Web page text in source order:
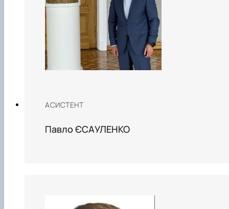
АСИСТЕНТ
Павло ЄСАУЛЕНКО